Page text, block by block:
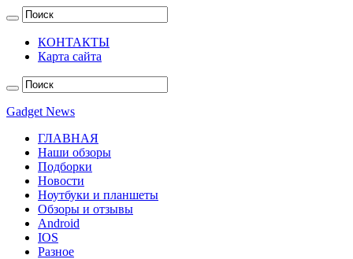
КОНТАКТЫ
Карта сайта
Gadget News
ГЛАВНАЯ
Наши обзоры
Подборки
Новости
Ноутбуки и планшеты
Обзоры и отзывы
Android
IOS
Разное